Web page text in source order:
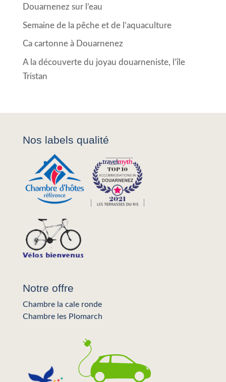
Douarnenez sur l’eau
Semaine de la pêche et de l’aquaculture
Ca cartonne à Douarnenez
A la découverte du joyau douarneniste, l’île
Tristan
Nos labels qualité
Notre offre
Chambre la cale ronde
Chambre les Plomarch